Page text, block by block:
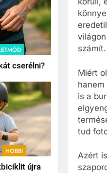
cserélni?
HOBBI
újra
számít.
Miért
is a
tud
Azért